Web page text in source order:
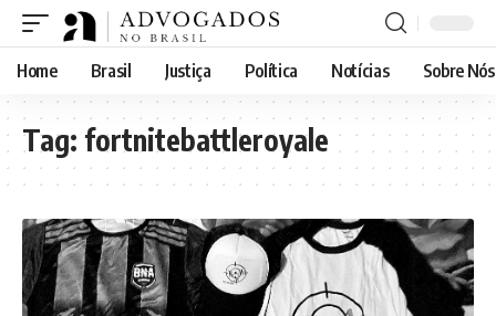
Home Brasil Justiça Política Notícias Sobre Nós
Tag: fortnitebattleroyale